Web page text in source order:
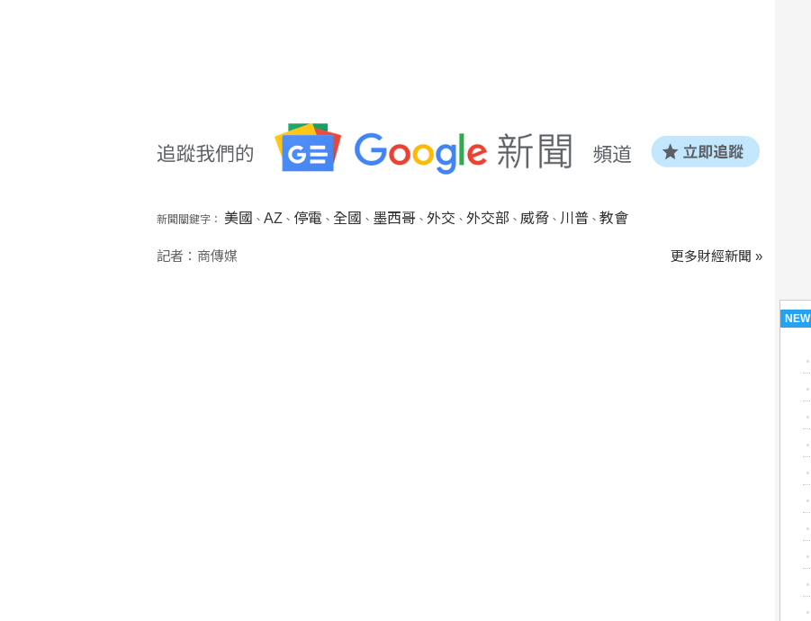
NEW
新聞關鍵字： 美國 、 AZ、 停電 、 全國 、 墨西哥 、 外交 、 外交部 、 威脅、 川普、 教會
記者：商傳媒 更多財經新聞 »